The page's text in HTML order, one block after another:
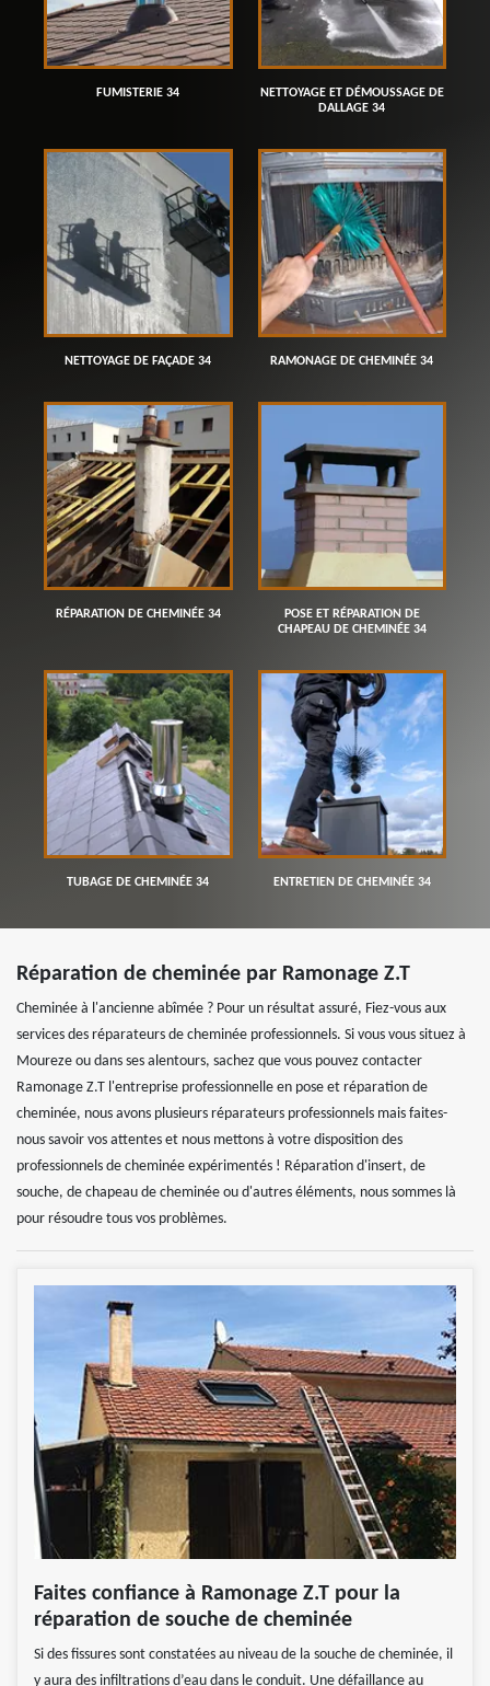
FUMISTERIE 34
NETTOYAGE ET DÉMOUSSAGE DE
DALLAGE 34
NETTOYAGE DE FAÇADE 34 RAMONAGE DE CHEMINÉE 34
RÉPARATION DE CHEMINÉE 34
POSE ET RÉPARATION DE
CHAPEAU DE CHEMINÉE 34
TUBAGE DE CHEMINÉE 34 ENTRETIEN DE CHEMINÉE 34
Réparation de cheminée par Ramonage Z.T
Cheminée à l'ancienne abîmée ? Pour un résultat assuré, Fiez-vous aux
services des réparateurs de cheminée professionnels. Si vous vous situez à
Moureze ou dans ses alentours, sachez que vous pouvez contacter
Ramonage Z.T l'entreprise professionnelle en pose et réparation de
cheminée, nous avons plusieurs réparateurs professionnels mais faites-
nous savoir vos attentes et nous mettons à votre disposition des
professionnels de cheminée expérimentés ! Réparation d'insert, de
souche, de chapeau de cheminée ou d'autres éléments, nous sommes là
pour résoudre tous vos problèmes.
Faites confiance à Ramonage Z.T pour la
réparation de souche de cheminée
Si des fissures sont constatées au niveau de la souche de cheminée, il
y aura des infiltrations d’eau dans le conduit. Une défaillance au